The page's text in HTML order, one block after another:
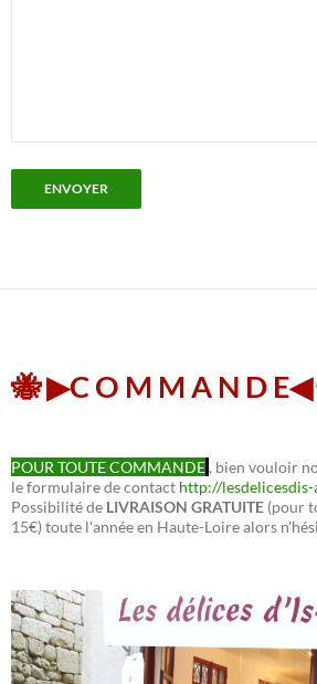
🐝 ▶︎C O M M A N D E◀︎
POUR TOUTE COMMANDE , bien vouloir
le formulaire de contact http://
Possibilité de LIVRAISON GRATUITE (pour
15€) toute l'année en Haute-Loire alors